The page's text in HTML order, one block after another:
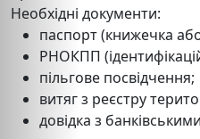
Необхідні документи:
паспорт (книжечка
РНОКПП
пільгове посвідчення;
витяг з реєстру
довідка з